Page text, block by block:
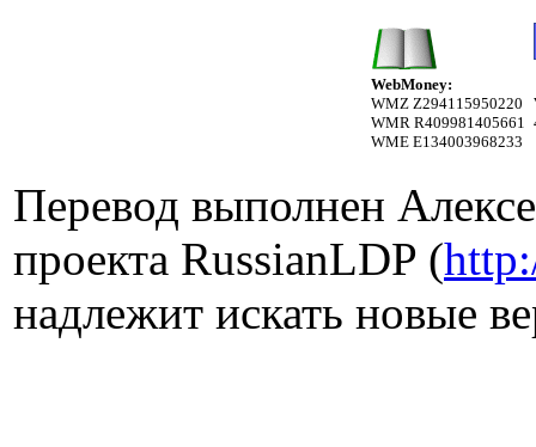
WebMoney:
WMZ Z294115950220
WMR R409981405661
WME E134003968233
Перевод выполнен
проекта RussianLDP (
надлежит искать новые